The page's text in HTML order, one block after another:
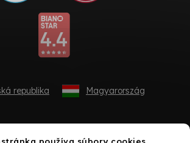
používa súbory cookies.
republika Magyarország